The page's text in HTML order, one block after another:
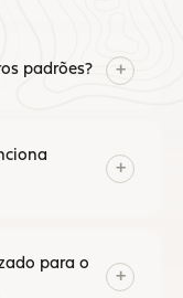
padrões? +
+
para o
+